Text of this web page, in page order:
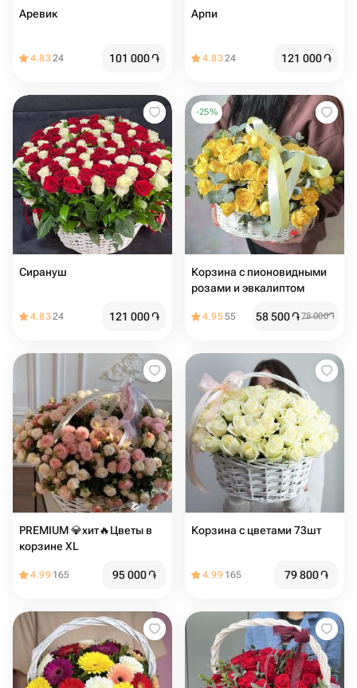
Аревик
4.8324 101 000֏
Арпи
4.8324 121 000֏
Сирануш
4.8324 121 000֏
-25%
Корзина с пионовидными
розами и эвкалиптом
4.9555 58 500֏78 000֏
PREMIUM 💎хит🔥Цветы в
корзине XL
4.99 165 95 000֏
Корзина с цветами 73шт
4.99 165 79 800֏